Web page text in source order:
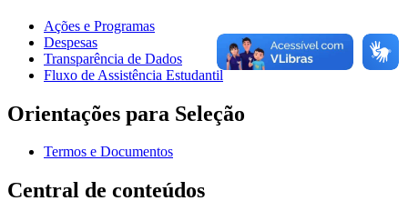
Ações e Programas
Despesas
Transparência de Dados
Fluxo de Assistência Estudantil
Orientações para Seleção
Termos e Documentos
Central de conteúdos